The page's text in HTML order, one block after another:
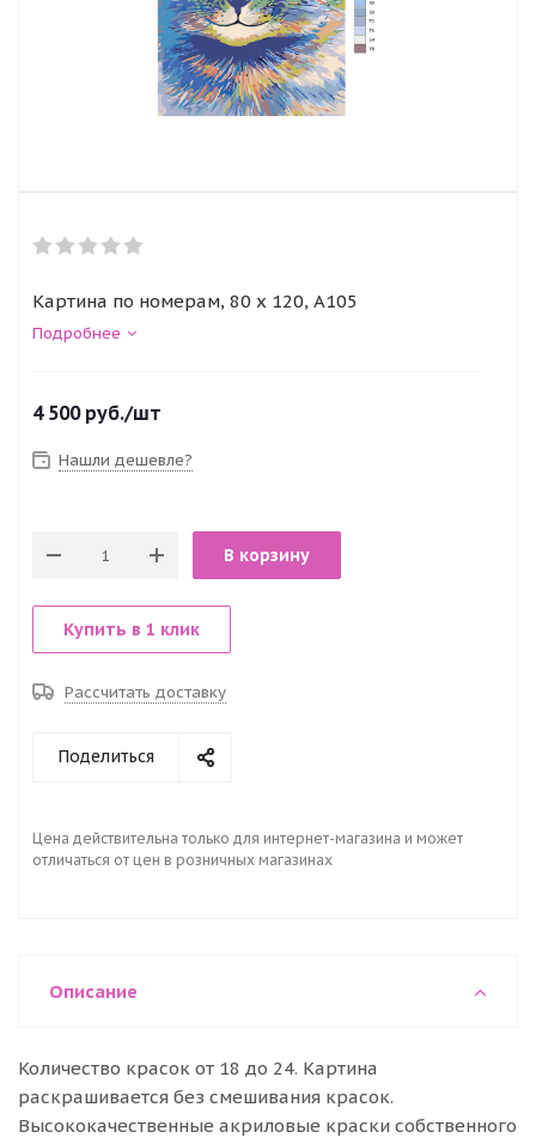
Картина по номерам, 80 x 120, A105
Подробнее
4 500руб./шт
Нашли дешевле?
В корзину
Купить в 1 клик
Рассчитать доставку
Поделиться
Цена действительна только для интернет-магазина и может
отличаться от цен в розничных магазинах
Описание
Количество красок от 18 до 24. Картина
раскрашивается без смешивания красок.
Высококачественные акриловые краски собственного